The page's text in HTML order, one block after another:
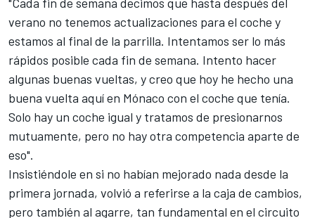
verano no tenemos actualizaciones para el coche y
estamos al final de la parrilla. Intentamos ser lo más
rápidos posible cada fin de semana. Intento hacer
algunas buenas vueltas, y creo que hoy he hecho una
buena vuelta aquí en Mónaco con el coche que tenía.
Solo hay un coche igual y tratamos de presionarnos
mutuamente, pero no hay otra competencia aparte de
eso".
Insistiéndole en si no habían mejorado nada desde la
primera jornada, volvió a referirse a la caja de cambios,
pero también al agarre, tan fundamental en el circuito